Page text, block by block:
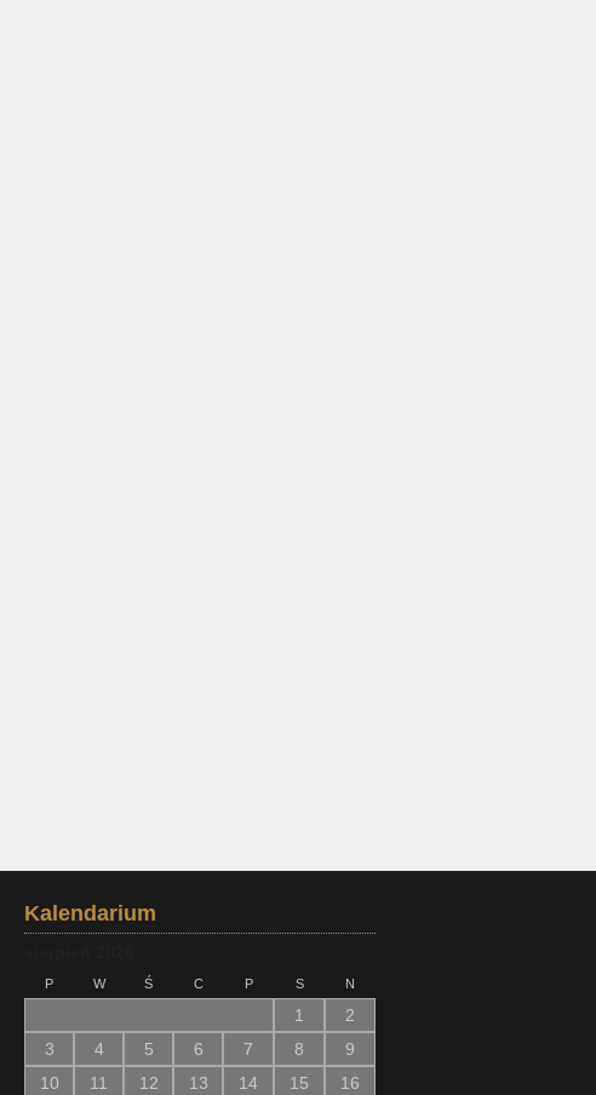
Kalendarium
P W Ś C P S N
1
2
3
4 5 6 7 8
9
10
11 12 13 14 15 16